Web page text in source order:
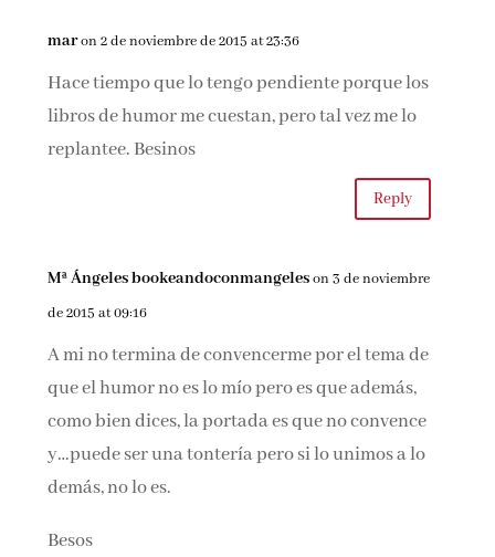
maron 2 de noviembre de 2015 at 23:36
Hace tiempo que lo tengo pendiente porque los
libros de humor me cuestan, pero tal vez me lo
replantee. Besinos
Reply
Mª Ángeles bookeandoconmangeleson 3 de noviembre
de 2015 at 09:16
A mi no termina de convencerme por el tema de
que el humor no es lo mío pero es que además,
como bien dices, la portada es que no convence
y…puede ser una tontería pero si lo unimos a lo
demás, no lo es.
Besos